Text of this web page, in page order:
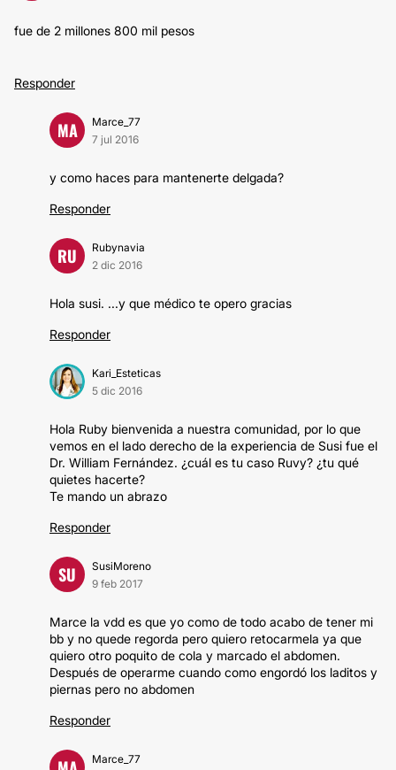
fue de 2 millones 800 mil pesos
Responder
MA
Marce_77
7 jul 2016
y como haces para mantenerte delgada?
Responder
RU
Rubynavia
2 dic 2016
Hola susi. ...y que médico te opero gracias
Responder
Kari_Esteticas
5 dic 2016
Hola Ruby bienvenida a nuestra comunidad, por lo que
vemos en el lado derecho de la experiencia de Susi fue el
Dr. William Fernández. ¿cuál es tu caso Ruvy? ¿tu qué
quietes hacerte?
Te mando un abrazo
Responder
SU
SusiMoreno
9 feb 2017
Marce la vdd es que yo como de todo acabo de tener mi
bb y no quede regorda pero quiero retocarmela ya que
quiero otro poquito de cola y marcado el abdomen.
Después de operarme cuando como engordó los laditos y
piernas pero no abdomen
Responder
Marce_77